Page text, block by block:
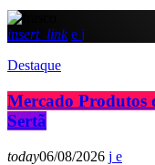
insert_link
Destaque
Mercado Produtos
Sertã
today06/08/2026